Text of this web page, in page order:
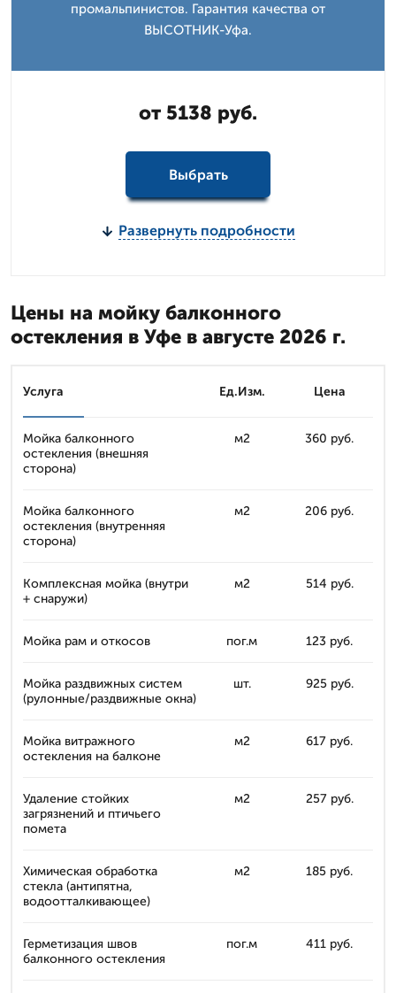
промальпинистов. Гарантия качества от
ВЫСОТНИК-Уфа.
от 5138 руб.
Выбрать
Развернуть подробности
Цены на мойку балконного
остекления в Уфе в августе 2026 г.
Услуга Ед.Изм. Цена
Мойка балконного
остекления (внешняя
сторона)
м2 360 руб.
Мойка балконного
остекления (внутренняя
сторона)
м2 206 руб.
Комплексная мойка (внутри
+ снаружи)
м2 514 руб.
Мойка рам и откосов пог.м 123 руб.
Мойка раздвижных систем
(рулонные/раздвижные окна)
шт. 925 руб.
Мойка витражного
остекления на балконе
м2 617 руб.
Удаление стойких
загрязнений и птичьего
помета
м2 257 руб.
Химическая обработка
стекла (антипятна,
водоотталкивающее)
м2 185 руб.
Герметизация швов
балконного остекления
пог.м 411 руб.